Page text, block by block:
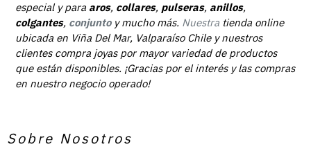
especial y para aros, collares, pulseras, anillos,
colgantes, conjunto y mucho más. Nuestra tienda online
ubicada en Viña Del Mar, Valparaíso Chile y nuestros
clientes compra joyas por mayor variedad de productos
que están disponibles. ¡Gracias por el interés y las compras
en nuestro negocio operado!
Sobre Nosotros